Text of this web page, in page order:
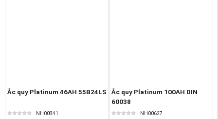
Ắc quy Platinum 46AH 55B24LS
NH00841
Ắc quy Platinum 100AH DIN
60038
NH00627